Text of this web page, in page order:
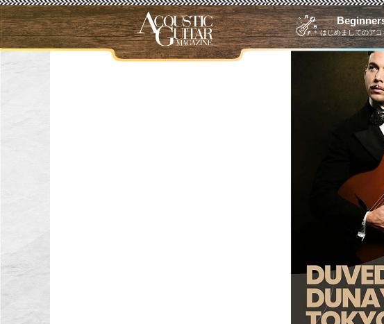
はじめましてのアコ